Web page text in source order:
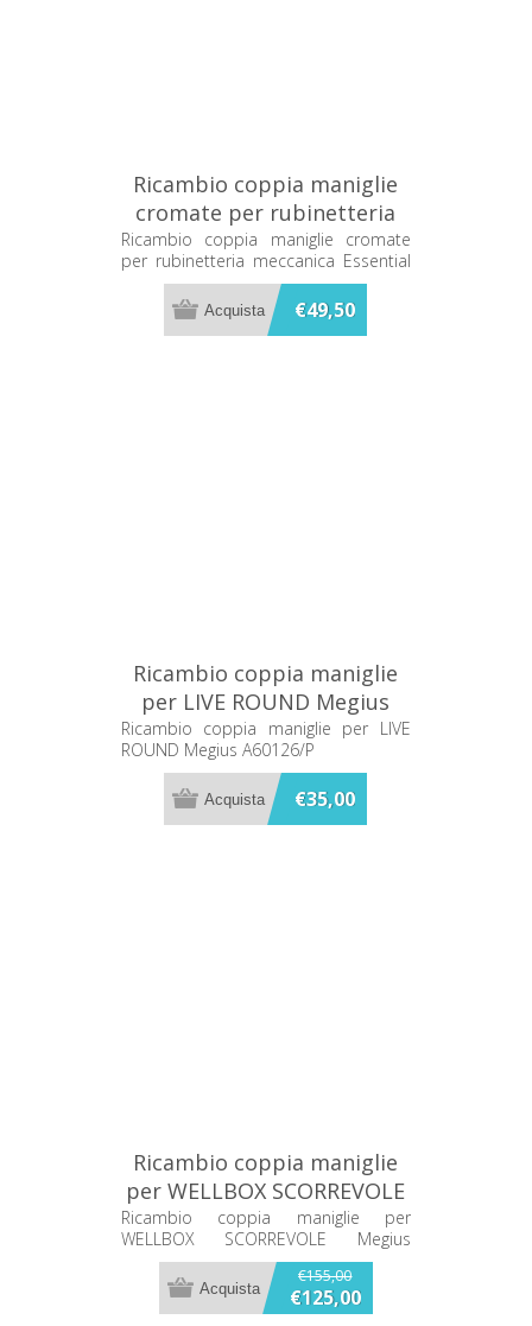
Ricambio coppia maniglie
cromate per rubinetteria
meccanica Essential
Grandform
ESNMANRUBMECC
Ricambio coppia maniglie cromate
per rubinetteria meccanica Essential
Grandform ESNMANRUBMECC
€49,50
Ricambio coppia maniglie
per LIVE ROUND Megius
A60126/P
Ricambio coppia maniglie per LIVE
ROUND Megius A60126/P
€35,00
Ricambio coppia maniglie
per WELLBOX SCORREVOLE
Megius A60026/Q
Ricambio coppia maniglie per
WELLBOX SCORREVOLE Megius
A60026/Q
€155,00
€125,00